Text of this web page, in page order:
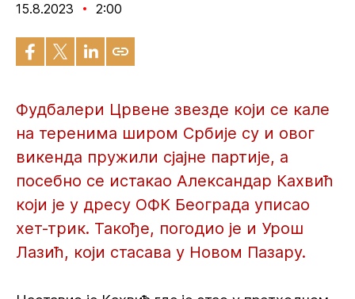
15.8.2023 2:00
Фудбалери Црвене звезде који се кале
на теренима широм Србије су и овог
викенда пружили сјајне партије, а
посебно се истакао Александар Кахвић
који је у дресу ОФК Београда уписао
хет-трик. Такође, погодио је и Урош
Лазић, који стасава у Новом Пазару.